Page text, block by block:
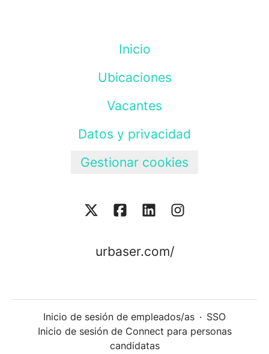
Inicio
Ubicaciones
Vacantes
Datos y privacidad
Gestionar cookies
urbaser.com/
Inicio de sesión de empleados/as · SSO
Inicio de sesión de Connect para personas
candidatas